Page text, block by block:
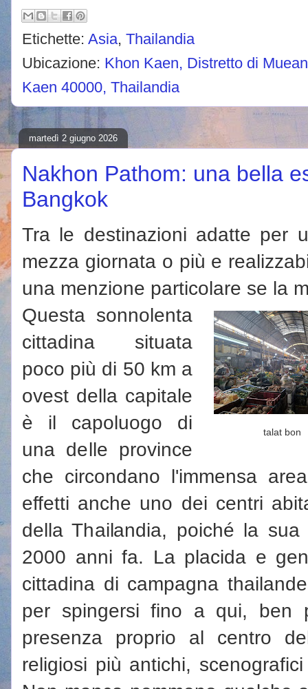
Etichette: Asia, Thailandia
Ubicazione: Khon Kaen, Distretto di
Kaen 40000, Thailandia
martedì 2 giugno 2026
Nakhon Pathom: una bella
Bangkok
Tra le destinazioni adatte per
mezza giornata o più e
una menzione particolare se la
talat bon
Questa sonnolenta
cittadina situata
poco più di 50 km a
ovest della capitale
è il capoluogo di
una delle province
che circondano l'immensa
effetti anche uno dei centri
della Thailandia, poiché la
2000 anni fa. La placida e
cittadina di campagna
per spingersi fino a qui, ben
presenza proprio al centro
religiosi più antichi,